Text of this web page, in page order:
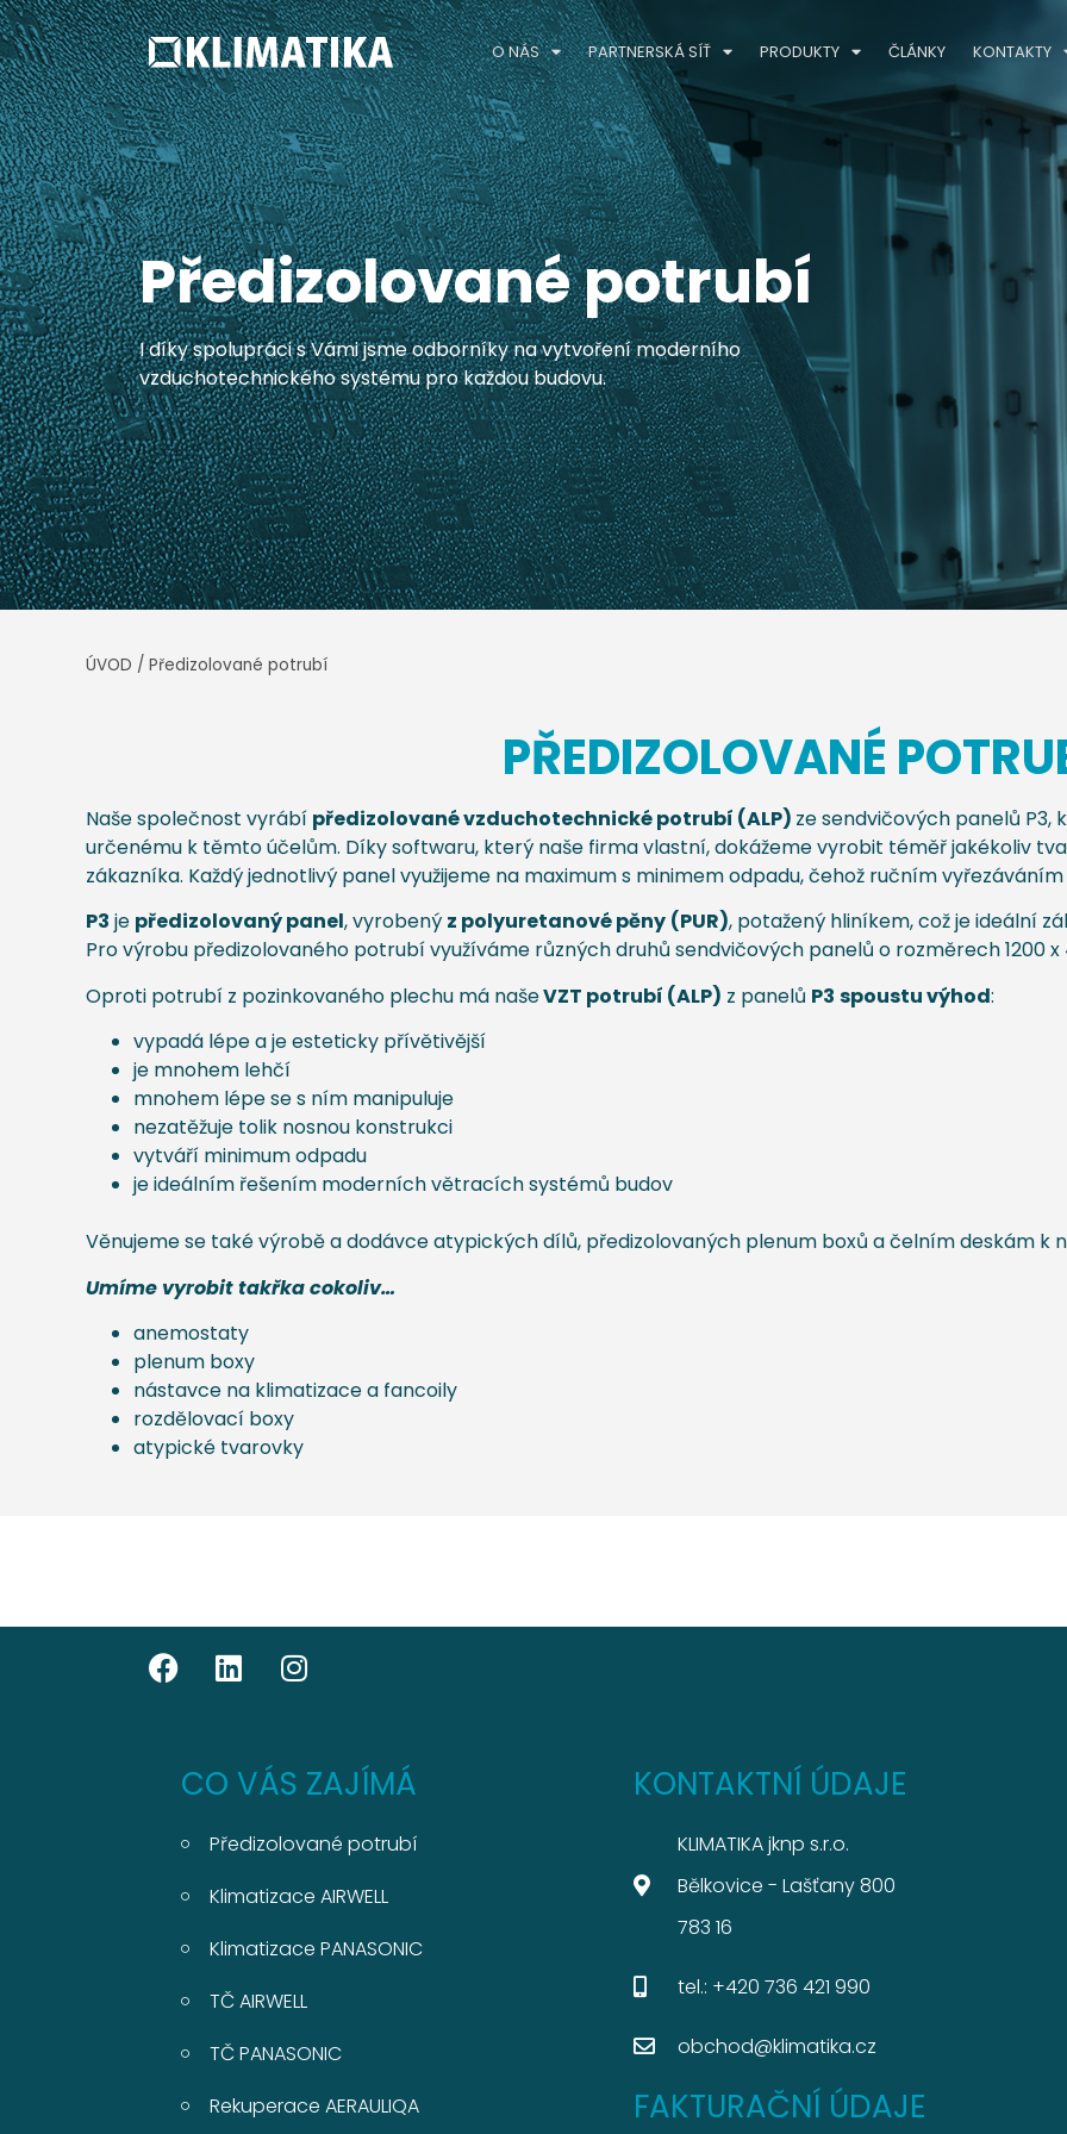
O NÁS PARTNERSKÁ SÍŤ PRODUKTY ČLÁNKY KONTAKTY
Předizolované potrubí
I díky spolupráci s Vámi jsme odborníky na vytvoření moderního
vzduchotechnického systému pro každou budovu.
ÚVOD / Předizolované potrubí
PŘEDIZOLOVANÉ
Naše společnost vyrábí předizolované vzduchotechnické potrubí (ALP) ze sendvičových panelů P3,
určenému k těmto účelům. Díky softwaru, který naše firma vlastní, dokážeme vyrobit téměř jakékoliv
zákazníka. Každý jednotlivý panel využijeme na maximum s minimem odpadu, čehož ručním
P3 je předizolovaný panel, vyrobený z polyuretanové pěny (PUR), potažený hliníkem, což je ideální
Pro výrobu předizolovaného potrubí využíváme různých druhů sendvičových panelů o rozměrech 1200
Oproti potrubí z pozinkovaného plechu má našeVZT potrubí (ALP) z panelů P3 spoustu výhod:
vypadá lépe a je esteticky přívětivější
je mnohem lehčí
mnohem lépe se s ním manipuluje
nezatěžuje tolik nosnou konstrukci
vytváří minimum odpadu
je ideálním řešením moderních větracích systémů budov
Věnujeme se také výrobě a dodávce atypických dílů, předizolovaných plenum boxů a čelním deskám k
Umíme vyrobit takřka cokoliv…
anemostaty
plenum boxy
nástavce na klimatizace a fancoily
rozdělovací boxy
atypické tvarovky
CO VÁS ZAJÍMÁ
Předizolované potrubí
Klimatizace AIRWELL
Klimatizace PANASONIC
TČ AIRWELL
TČ PANASONIC
Rekuperace AERAULIQA
KONTAKTNÍ ÚDAJE
KLIMATIKA jknp s.r.o.
Bělkovice - Lašťany 800
783 16
tel.: +420 736 421 990
obchod@klimatika.cz
FAKTURAČNÍ ÚDAJE